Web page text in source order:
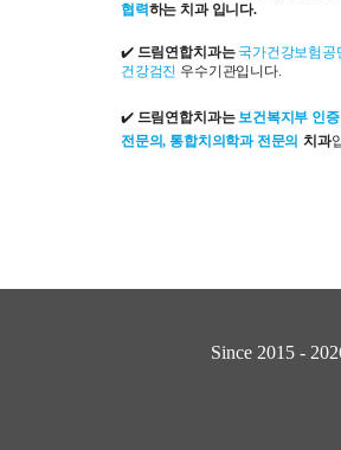
협력하는 치과 입니다.
✔️ 드림연합치과는 국가건강보험공
건강검진 우수기관입니다.
✔️ 드림연합치과는보건복지부 인
전문의, 통합치의학과 전문의 치과
Since 2015 -